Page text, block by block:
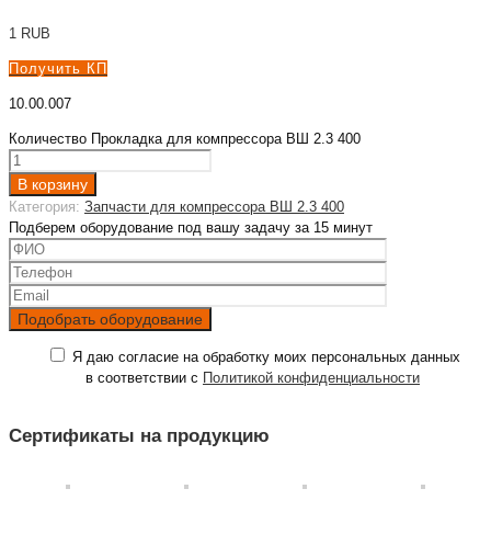
1 RUB
Получить КП
10.00.007
Количество Прокладка для компрессора ВШ 2.3 400
В корзину
Категория: Запчасти для компрессора ВШ 2.3 400
Подберем оборудование под вашу задачу за 15 минут
Я даю согласие на обработку моих персональных данных
в соответствии с Политикой конфиденциальности
Сертификаты на продукцию